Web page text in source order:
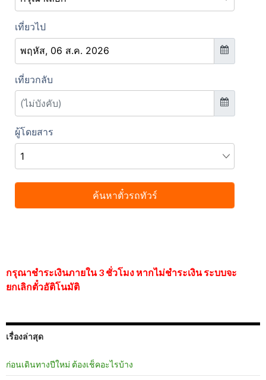
กรุณาชำระเงินภายใน 3 ชั่วโมง หากไม่ชำระเงิน ระบบจะ
ยกเลิกตั๋วอัติโนมัติ
เรื่องล่าสุด
ก่อนเดินทางปีใหม่ ต้องเช็คอะไรบ้าง